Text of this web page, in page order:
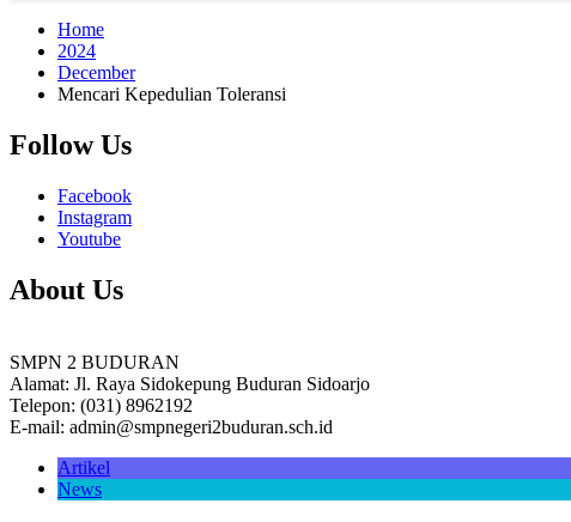
Home
2024
December
Mencari Kepedulian Toleransi
Follow Us
Facebook
Instagram
Youtube
About Us
SMPN 2 BUDURAN
Alamat: Jl. Raya Sidokepung Buduran Sidoarjo
Telepon: (031) 8962192
E-mail: admin@smpnegeri2buduran.sch.id
Artikel
News